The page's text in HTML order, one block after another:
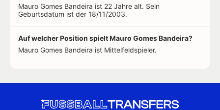
Mauro Gomes Bandeira ist 22 Jahre alt. Sein
Geburtsdatum ist der 18/11/2003.
Auf welcher Position spielt Mauro Gomes Bandeira?
Mauro Gomes Bandeira ist Mittelfeldspieler.